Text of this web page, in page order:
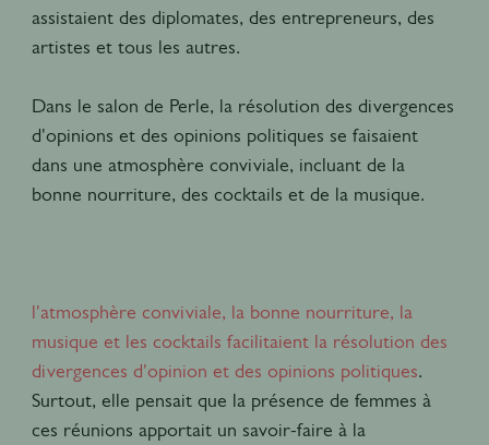
assistaient des diplomates, des entrepreneurs, des
artistes et tous les autres.
Dans le salon de Perle, la résolution des divergences
d'opinions et des opinions politiques se faisaient
dans une atmosphère conviviale, incluant de la
bonne nourriture, des cocktails et de la musique.
l'atmosphère conviviale, la bonne nourriture, la
musique et les cocktails facilitaient la résolution des
divergences d'opinion et des opinions politiques.
Surtout, elle pensait que la présence de femmes à
ces réunions apportait un savoir-faire à la